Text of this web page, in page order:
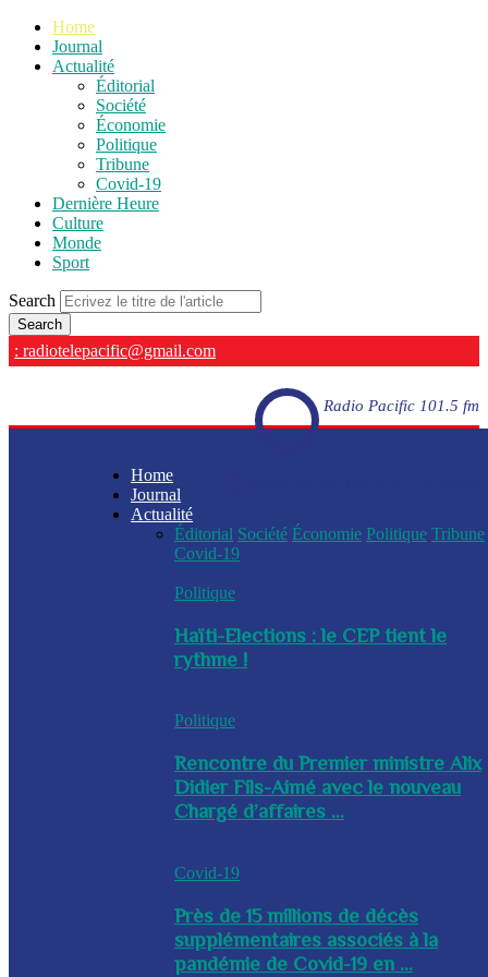
Home
Journal
Actualité
Éditorial
Société
Économie
Politique
Tribune
Covid-19
Dernière Heure
Culture
Monde
Sport
Search
: radiotelepacific@gmail.com
Radio Pacific 101.5 fm
Home
Journal
Actualité
Éditorial Société Économie Politique Tribune
Covid-19
Politique
Haïti-Elections : le CEP tient le
rythme !
Politique
Rencontre du Premier ministre Alix
Didier Fils-Aimé avec le nouveau
Chargé d’affaires ...
Covid-19
Près de 15 millions de décès
supplémentaires associés à la
pandémie de Covid-19 en ...